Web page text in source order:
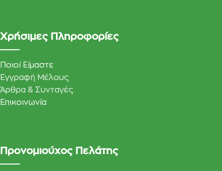
Χρήσιμες Πληροφορίες
Ποιοί Είμαστε
Εγγραφή Μέλους
Άρθρα & Συνταγές
Επικοινωνία
Προνομιούχος Πελάτης